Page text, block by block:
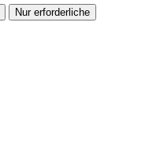
Nur erforderliche